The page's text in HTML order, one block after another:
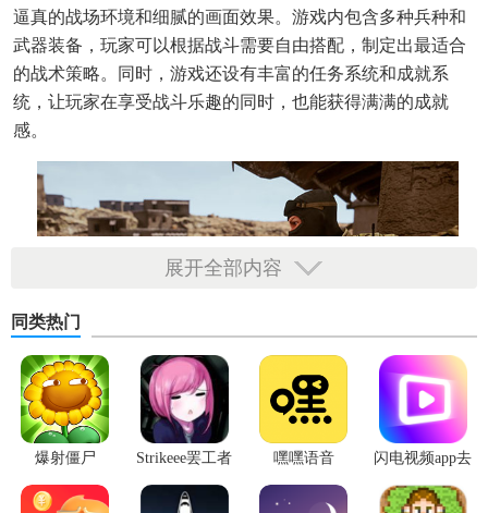
逼真的战场环境和细腻的画面效果。游戏内包含多种兵种和
武器装备，玩家可以根据战斗需要自由搭配，制定出最适合
的战术策略。同时，游戏还设有丰富的任务系统和成就系
统，让玩家在享受战斗乐趣的同时，也能获得满满的成就
感。
【风暴行动游戏官方正版技巧】
部队，利用兵种之间的相克关系，取得战斗优势。
展开全部内容
同类热门
爆射僵尸 Strikeee罢工者 嘿嘿语音
闪电视频app去
广告版